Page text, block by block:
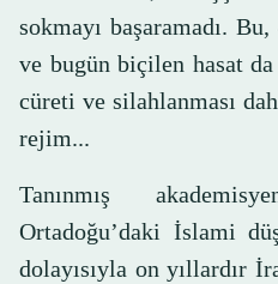
sokmayı başaramadı.
ve bugün biçilen hasat da
cüreti ve silahlanması
rejim...
Tanınmış
Ortadoğu’daki İslami
dolayısıyla on yıllardır